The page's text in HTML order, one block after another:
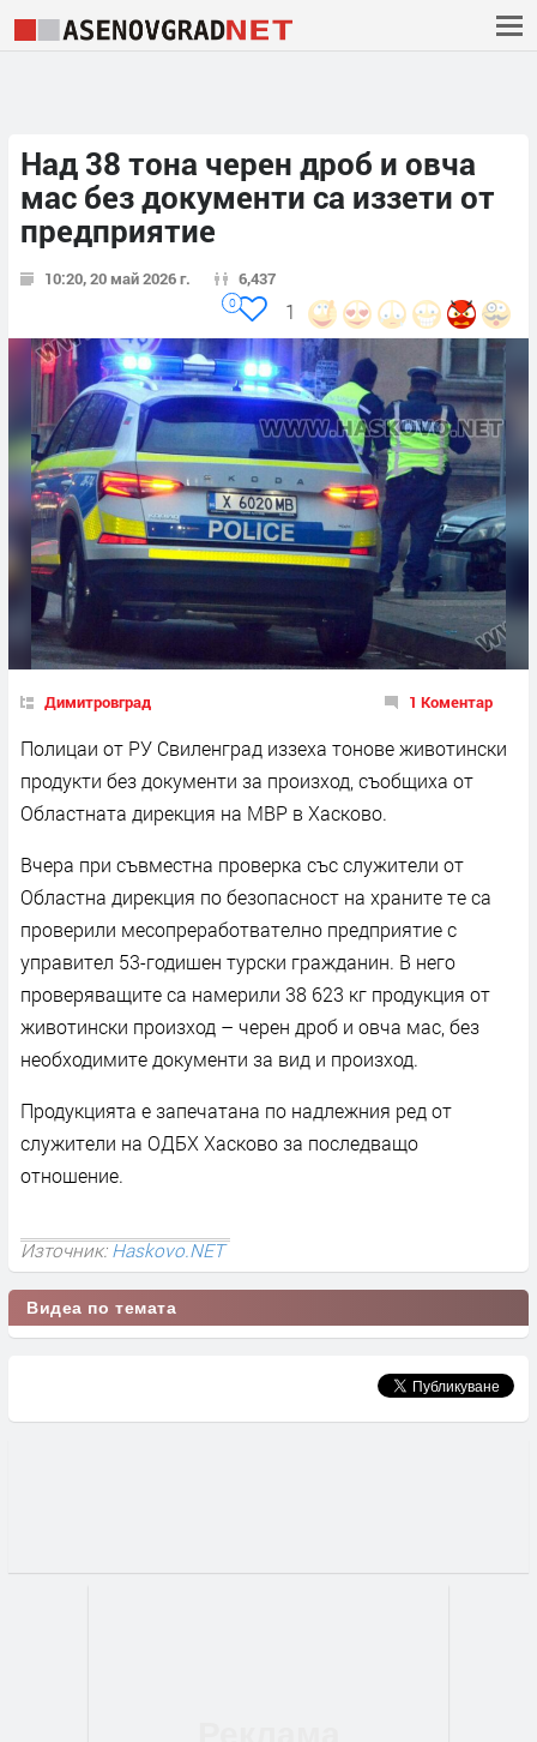
Над 38 тона черен дроб и овча
мас без документи са иззети от
предприятие
10:20, 20 май 2026 г. 6,437
1
0
Димитровград 1 Коментар
Полицаи от РУ Свиленград иззеха тонове животински
продукти без документи за произход, съобщиха от
Областната дирекция на МВР в Хасково.
Вчера при съвместна проверка със служители от
Областна дирекция по безопасност на храните те са
проверили месопреработвателно предприятие с
управител 53-годишен турски гражданин. В него
проверяващите са намерили 38 623 кг продукция от
животински произход – черен дроб и овча мас, без
необходимите документи за вид и произход.
Продукцията е запечатана по надлежния ред от
служители на ОДБХ Хасково за последващо
отношение.
Източник:Haskovo.NET
Видеа по темата